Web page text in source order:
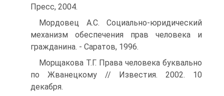
Пресс, 2004.
Мордовец А.С. Социально-юридический
механизм обеспечения прав человека и
гражданина. - Саратов, 1996.
Морщакова Т.Г. Права человека буквально
по Жванецкому // Известия. 2002. 10
декабря.